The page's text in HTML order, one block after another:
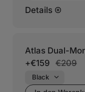
Details
Atlas Dual-
+€159 €209